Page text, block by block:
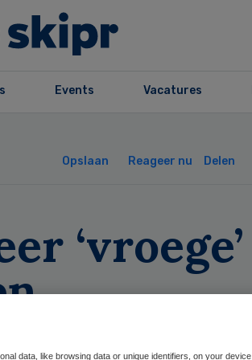
Events Vacatures
Opslaan Reageer nu Delen
‘vroege’
data, like browsing data or unique identifiers, on your device.